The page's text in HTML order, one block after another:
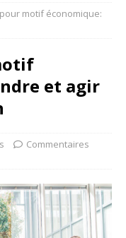
motif économique:
et agir
Commentaires